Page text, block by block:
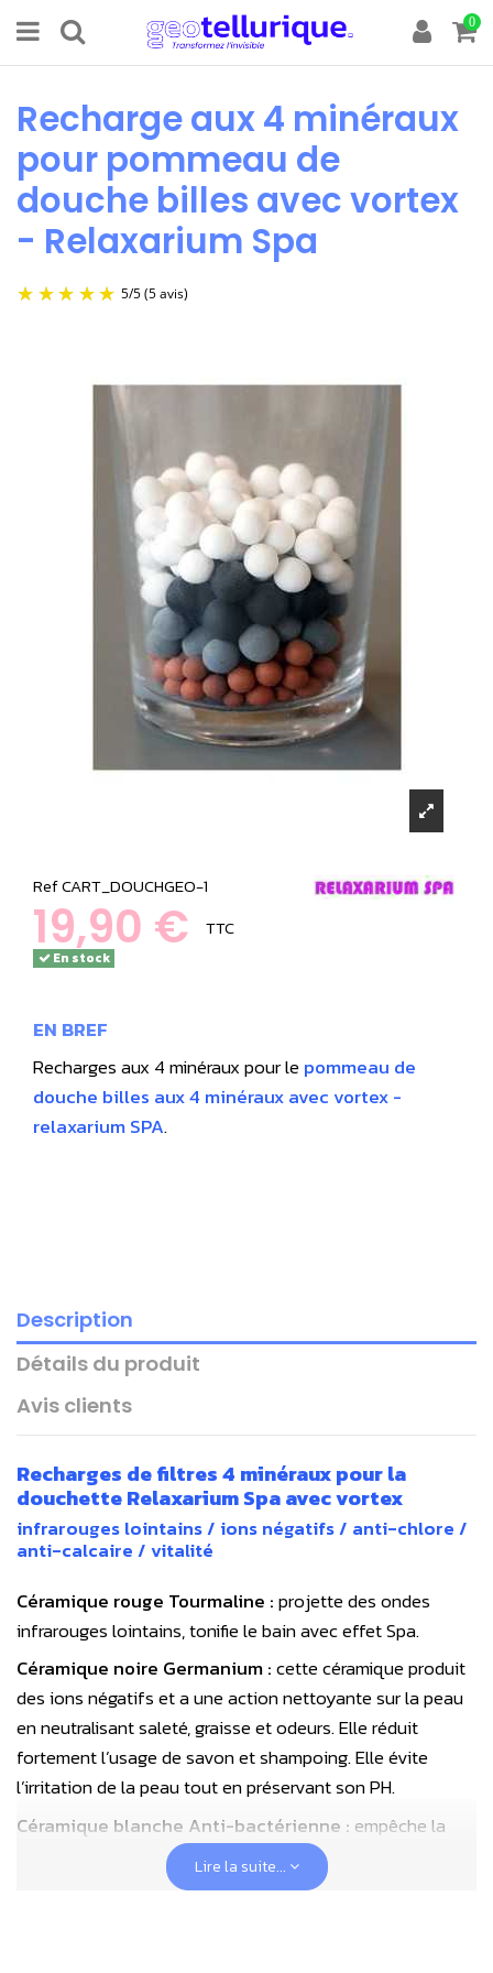
0
Recharge aux 4 minéraux
pour pommeau de
douche billes avec vortex
- Relaxarium Spa
RefCART_DOUCHGEO-1
19,90 € TTC
En stock
EN BREF
Recharges aux 4 minéraux pour lepommeau de
douche billes aux 4 minéraux avec vortex -
relaxarium SPA.
Description
Détails du produit
Avis clients
Recharges de filtres 4 minéraux pour la
douchette Relaxarium Spa avec vortex
infrarouges lointains / ions négatifs / anti-chlore /
anti-calcaire / vitalité
Céramique rouge Tourmaline :projette des ondes
infrarouges lointains, tonifie le bain avec effet Spa.
Céramique noire Germanium :cette céramique produit
des ions négatifs et a une action nettoyante sur la peau
en neutralisant saleté, graisse et odeurs. Elle réduit
fortement l’usage de savon et shampoing. Elle évite
l’irritation de la peau tout en préservant son PH.
Céramique blanche Anti-bactérienne : empêche la
formation d’agents pathogènes dans l’eau qui stagne
Lire la suite...